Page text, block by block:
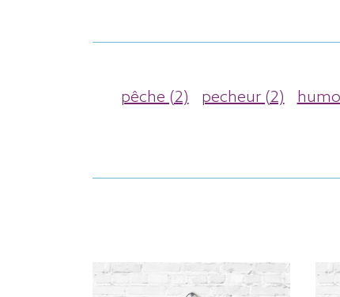
pêche (2) pecheur (2)